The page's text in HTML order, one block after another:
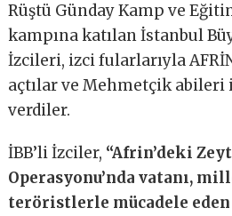
Rüştü Günday Kamp ve
kampına katılan İstanbul
İzcileri, izci fularlarıyla
açtılar ve Mehmetçik abileri
verdiler.
İBB’li İzciler, “Afrin’deki
Operasyonu’nda vatanı,
teröristlerle mücadele